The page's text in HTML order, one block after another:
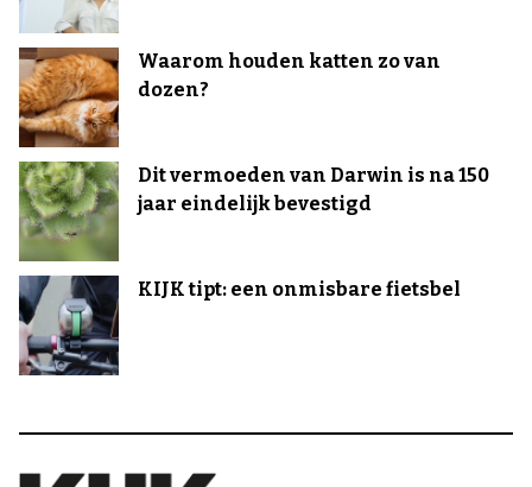
Waarom houden katten zo van
dozen?
Dit vermoeden van Darwin is na 150
jaar eindelijk bevestigd
KIJK tipt: een onmisbare fietsbel